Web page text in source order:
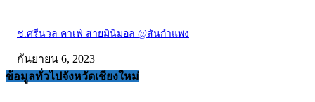
ช.ศรีนวล คาเฟ่ สายมินิมอล @สันกำแพง
กันยายน 6, 2023
ข้อมูลทั่วไปจังหวัดเชียงใหม่